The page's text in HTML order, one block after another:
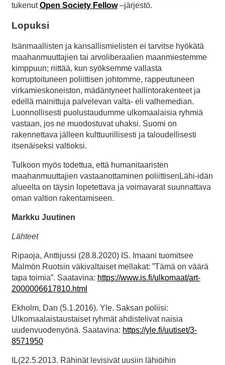
tukenutOpen Society Fellow–järjestö.
Lopuksi
Isänmaallisten ja kansallismielisten ei tarvitse hyökätä
maahanmuuttajien tai arvoliberaalien maanmiestemme
kimppuun; riittää, kun syöksemme vallasta
korruptoituneen poliittisen johtomme, rappeutuneen
virkamieskoneiston, mädäntyneet hallintorakenteet ja
edellä mainittuja palvelevan valta- eli valhemedian.
Luonnollisesti puolustaudumme ulkomaalaisia ryhmiä
vastaan, jos ne muodostuvat uhaksi. Suomi on
rakennettava jälleen kulttuurillisesti ja taloudellisesti
itsenäiseksi valtioksi.
Tulkoon myös todettua, että humanitaaristen
maahanmuuttajien vastaanottaminen poliittisenLähi-idän
alueelta on täysin lopetettava ja voimavarat suunnattava
oman valtion rakentamiseen.
Markku Juutinen
Lähteet
Ripaoja, Anttijussi (28.8.2020) IS. Imaani tuomitsee
Malmön Ruotsin väkivaltaiset mellakat: ”Tämä on väärä
tapa toimia”. Saatavina: https://www.is.fi/ulkomaat/art-
2000006617810.html
Ekholm, Dan (5.1.2016). Yle. Saksan poliisi:
Ulkomaalaistaustaiset ryhmät ahdistelivat naisia
uudenvuodenyönä. Saatavina: https://yle.fi/uutiset/3-
8571950
IL(22.5.2013. Rähinät levisivät uusiin lähiöihin